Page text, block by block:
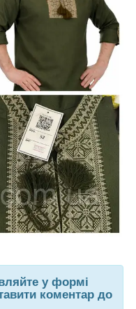
у формі
коментар до